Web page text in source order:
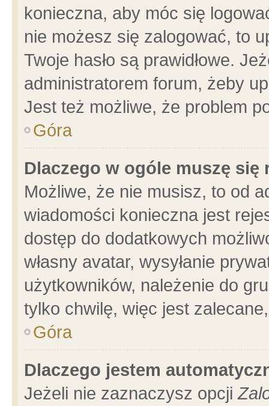
konieczna, aby móc się
nie możesz się zalogować, to
Twoje hasło są prawidłowe.
administratorem forum, żeby
Jest też możliwe, że problem
Góra
Dlaczego w ogóle muszę się
Możliwe, że nie musisz, to od
wiadomości konieczna jest
dostęp do dodatkowych
własny avatar, wysyłanie
użytkowników, należenie do
tylko chwilę, więc jest
Góra
Dlaczego jestem
Jeżeli nie zaznaczysz opcji